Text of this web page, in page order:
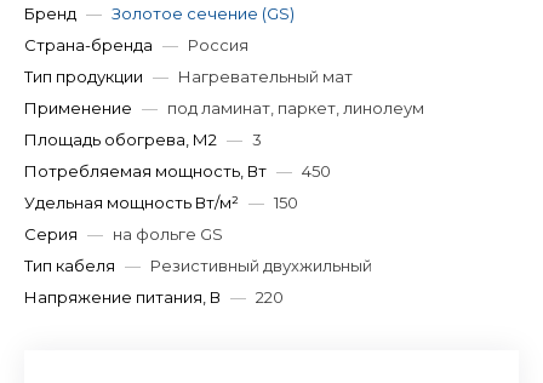
Бренд — Золотое сечение (GS)
Страна-бренда — Россия
Тип продукции — Нагревательный мат
Применение — под ламинат, паркет, линолеум
Площадь обогрева, М2 — 3
Потребляемая мощность, Вт — 450
Удельная мощность Вт/м² — 150
Серия — на фольге GS
Тип кабеля — Резистивный двухжильный
Напряжение питания, В — 220